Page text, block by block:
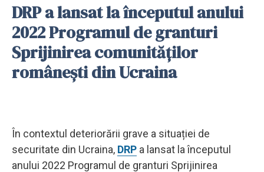
DRP a lansat la începutul anului
2022 Programul de granturi
Sprijinirea comunităților
românești din Ucraina
În contextul deteriorării grave a situației de
securitate din Ucraina, DRP a lansat la începutul
anului 2022 Programul de granturi Sprijinirea